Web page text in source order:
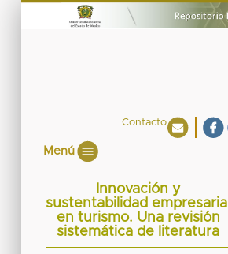
Contacto
Menú
Innovación y
sustentabilidad empresarial
en turismo. Una revisión
sistemática de literatura